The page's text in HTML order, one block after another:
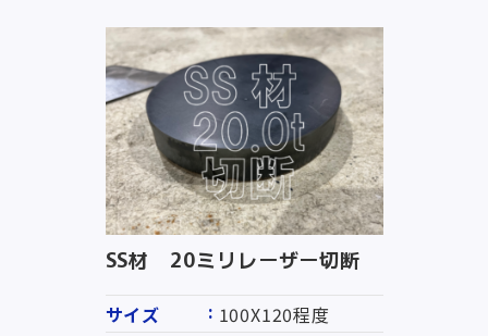
SS材 20ミリレーザー切断
サイズ
100X120程度